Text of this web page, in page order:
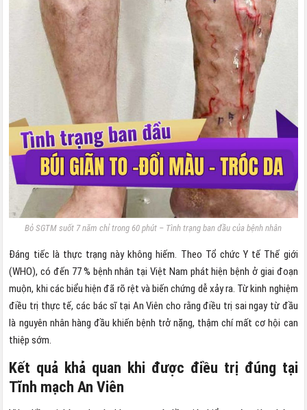
Bỏ SGTM suốt 7 năm chỉ trong 60 phút – Tình trạng ban đầu của bệnh nhân
Đáng tiếc là thực trạng này không hiếm. Theo Tổ chức Y tế Thế giới
(WHO), có đến 77 % bệnh nhân tại Việt Nam phát hiện bệnh ở giai đoạn
muộn, khi các biểu hiện đã rõ rệt và biến chứng dễ xảy ra. Từ kinh nghiệm
điều trị thực tế, các bác sĩ tại An Viên cho rằng điều trị sai ngay từ đầu
là nguyên nhân hàng đầu khiến bệnh trở nặng, thậm chí mất cơ hội can
thiệp sớm.
Kết quả khả quan khi được điều trị đúng tại
Tĩnh mạch An Viên